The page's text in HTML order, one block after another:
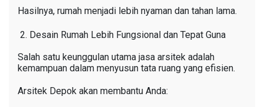
Hasilnya, rumah menjadi lebih nyaman dan tahan lama.
Desain Rumah Lebih Fungsional dan Tepat Guna
Salah satu keunggulan utama jasa arsitek adalah
kemampuan dalam menyusun tata ruang yang efisien.
Arsitek Depok akan membantu Anda: